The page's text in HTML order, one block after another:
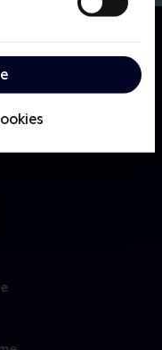
og livet blandt